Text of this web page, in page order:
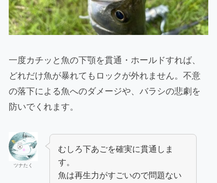
一度カチッと魚の下顎を貫通・ホールドすれば、
どれだけ魚が暴れてもロックが外れません。不意
の落下による魚へのダメージや、バラシの悲劇を
防いでくれます。
ツナたく
むしろ下あごを確実に貫通しま
す。
魚は再生力がすごいので問題ない